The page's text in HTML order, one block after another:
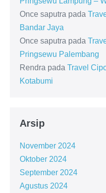
Once saputra pada
Bandar Jaya
Once saputra pada
Pringsewu Palembang
Rendra pada Travel
Kotabumi
Arsip
November 2024
Oktober 2024
September 2024
Agustus 2024